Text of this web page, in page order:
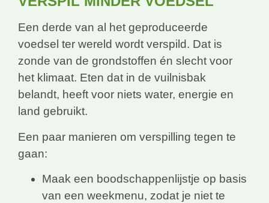
Een derde van al het geproduceerde
voedsel ter wereld wordt verspild. Dat is
zonde van de grondstoffen én slecht voor
het klimaat. Eten dat in de vuilnisbak
belandt, heeft voor niets water, energie en
land gebruikt.
Een paar manieren om verspilling tegen te
gaan:
Maak een boodschappenlijstje op basis
van een weekmenu, zodat je niet te